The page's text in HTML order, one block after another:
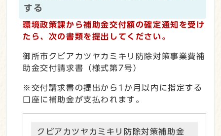
する
環境政策課から補助金交付額の確定通知を受け
たら、次の書類を提出してください。
御所市クビアカツヤカミキリ防除対策事業費補
助金交付請求書（様式第7号）
※交付請求書の提出から1か月以内に指定する
口座に補助金が支払われます。
クビアカツヤカミキリ防除対策補助金